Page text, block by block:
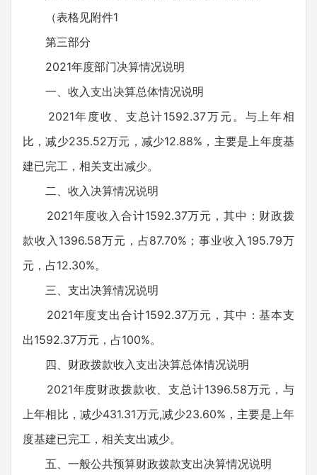
（表格见附件1
第三部分
2021年度部门决算情况说明
一、收入支出决算总体情况说明
2021年度收、支总计1592.37万元。与上年相
比，减少235.52万元，减少12.88%，主要是上年度基
建已完工，相关支出减少。
二、收入决算情况说明
2021年度收入合计1592.37万元，其中：财政拨
款收入1396.58万元，占87.70%；事业收入195.79万
元，占12.30%。
三、支出决算情况说明
2021年度支出合计1592.37万元，其中：基本支
出1592.37万元，占100%。
四、财政拨款收入支出决算总体情况说明
2021年度财政拨款收、支总计1396.58万元，与
上年相比，减少431.31万元,减少23.60%，主要是上年
度基建已完工，相关支出减少。
五、一般公共预算财政拨款支出决算情况说明